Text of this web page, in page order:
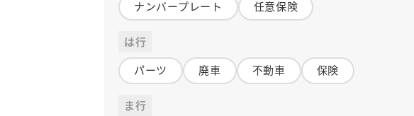
ナンバープレート
任意保険
は行
パーツ
廃車 不動車 保険
ま行